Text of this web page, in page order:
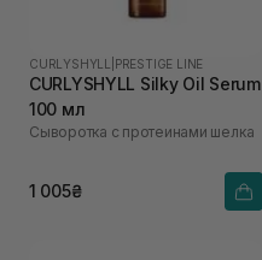
CURLYSHYLL PRESTIGE LINE
CURLYSHYLL Silky Oil Serum
100 мл
Сыворотка с протеинами шелка
1 005₴